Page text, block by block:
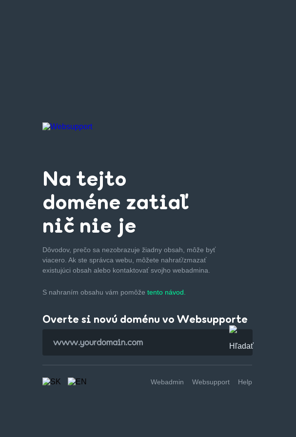
Na tejto
doméne zatiaľ
nič nie je
Dôvodov, prečo sa nezobrazuje žiadny obsah, môže byť
viacero. Ak ste správca webu, môžete nahrať/zmazať
existujúci obsah alebo kontaktovať svojho webadmina.
S nahraním obsahu vám pomôže tento návod.
Overte si novú doménu vo Websupporte
Webadmin Websupport Help